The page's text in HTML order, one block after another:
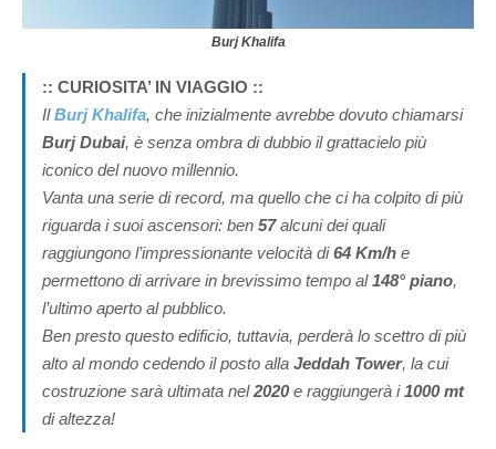
Burj Khalifa
:: CURIOSITA’ IN VIAGGIO ::
IlBurj Khalifa, che inizialmente avrebbe dovuto chiamarsi
Burj Dubai, è senza ombra di dubbio il grattacielo più
iconico del nuovo millennio.
Vanta una serie di record, ma quello che ci ha colpito di più
riguarda i suoi ascensori: ben 57alcuni dei quali
raggiungono l’impressionante velocità di64 Km/h e
permettono di arrivare in brevissimo tempo al148° piano,
l’ultimo aperto al pubblico.
Ben presto questo edificio, tuttavia, perderà lo scettro di più
alto al mondo cedendo il posto alla Jeddah Tower, la cui
costruzione sarà ultimata nel2020e raggiungerà i1000 mt
di altezza!